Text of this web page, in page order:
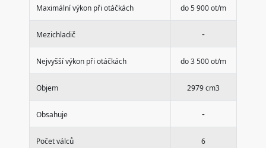
Maximální výkon při otáčkách do 5 900 ot/m
Mezichladič -
Nejvyšší výkon při otáčkách do 3 500 ot/m
Objem 2979 cm3
Obsahuje -
Počet válců 6